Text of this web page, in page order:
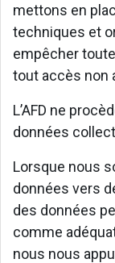
mettons en
techniques et
empêcher
tout accès non
L’AFD ne
données
Lorsque nous
données vers
des données
comme
nous nous